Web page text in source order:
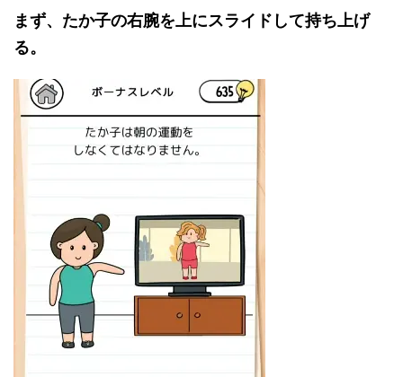
まず、たか子の右腕を上にスライドして持ち上げ
る。